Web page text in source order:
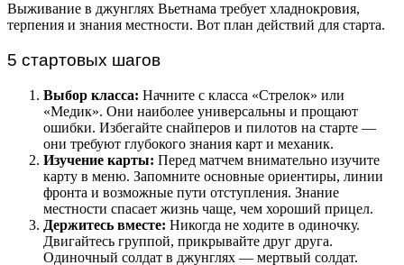
Выживание в джунглях Вьетнама требует хладнокровия,
терпения и знания местности. Вот план действий для старта.
5 стартовых шагов
Выбор класса: Начните с класса «Стрелок» или
«Медик». Они наиболее универсальны и прощают
ошибки. Избегайте снайперов и пилотов на старте —
они требуют глубокого знания карт и механик.
Изучение карты: Перед матчем внимательно изучите
карту в меню. Запомните основные ориентиры, линии
фронта и возможные пути отступления. Знание
местности спасает жизнь чаще, чем хороший прицел.
Держитесь вместе: Никогда не ходите в одиночку.
Двигайтесь группой, прикрывайте друг друга.
Одиночный солдат в джунглях — мертвый солдат.